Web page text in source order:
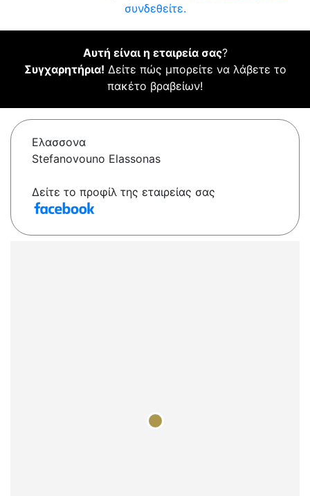
συνδεθείτε.
Αυτή είναι η εταιρεία σας?
Συγχαρητήρια! Δείτε πώς μπορείτε να λάβετε το
πακέτο βραβείων!
Ελασσονα
Stefanovouno Elassonas
Δείτε το προφίλ της εταιρείας σας